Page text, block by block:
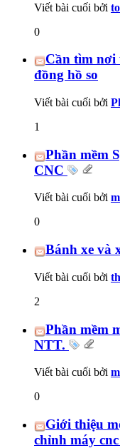
Viết bài cuối bởi
0
Cần tìm nơi
đồng hồ so
Viết bài cuối bởi
1
Phần mềm
CNC
Viết bài cuối bởi
0
Bánh xe và
Viết bài cuối bởi
2
Phần mềm
NTT.
Viết bài cuối bởi
0
Giới thiệu
chỉnh máy cnc